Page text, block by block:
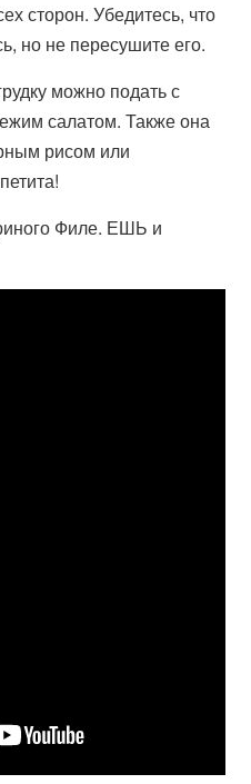
сторон. Убедитесь, что
но не пересушите его.
можно подать с
салатом. Также она
рисом или
Филе. ЕШЬ и